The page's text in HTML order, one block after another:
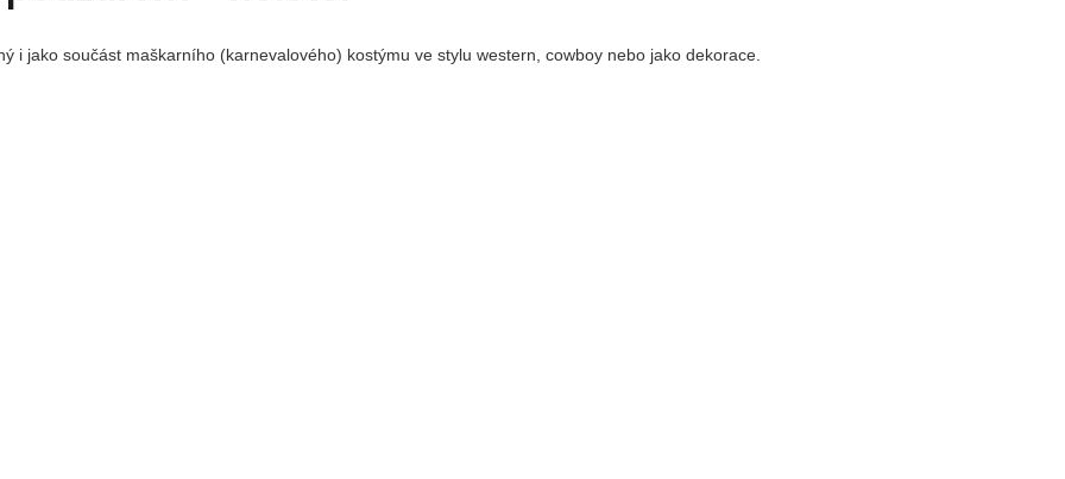
i jako součást maškarního (karnevalového) kostýmu ve stylu western, cowboy nebo jako dekorace.